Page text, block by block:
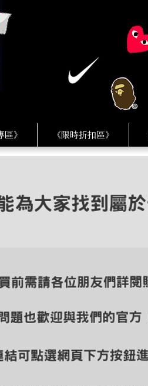
區》 《限時折扣區》
》 《HUMAN MADE》